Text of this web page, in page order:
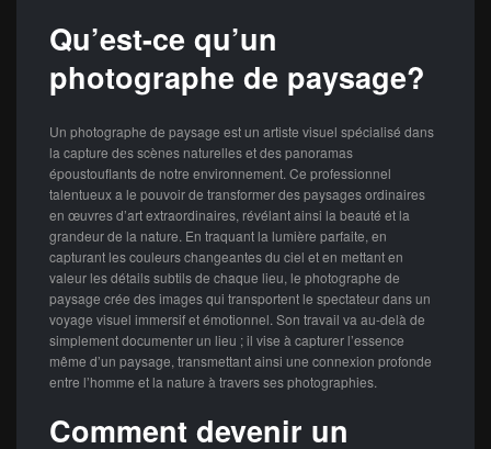
Qu’est-ce qu’un
photographe de paysage?
Un photographe de paysage est un artiste visuel spécialisé dans
la capture des scènes naturelles et des panoramas
époustouflants de notre environnement. Ce professionnel
talentueux a le pouvoir de transformer des paysages ordinaires
en œuvres d’art extraordinaires, révélant ainsi la beauté et la
grandeur de la nature. En traquant la lumière parfaite, en
capturant les couleurs changeantes du ciel et en mettant en
valeur les détails subtils de chaque lieu, le photographe de
paysage crée des images qui transportent le spectateur dans un
voyage visuel immersif et émotionnel. Son travail va au-delà de
simplement documenter un lieu ; il vise à capturer l’essence
même d’un paysage, transmettant ainsi une connexion profonde
entre l’homme et la nature à travers ses photographies.
Comment devenir un